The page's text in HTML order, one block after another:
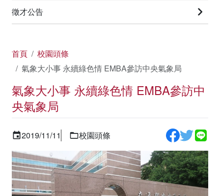
徵才公告
首頁
校園頭條
氣象大小事 永續綠色情 EMBA參訪中央氣象局
氣象大小事 永續綠色情 EMBA參訪中
央氣象局
2019/11/11 校園頭條